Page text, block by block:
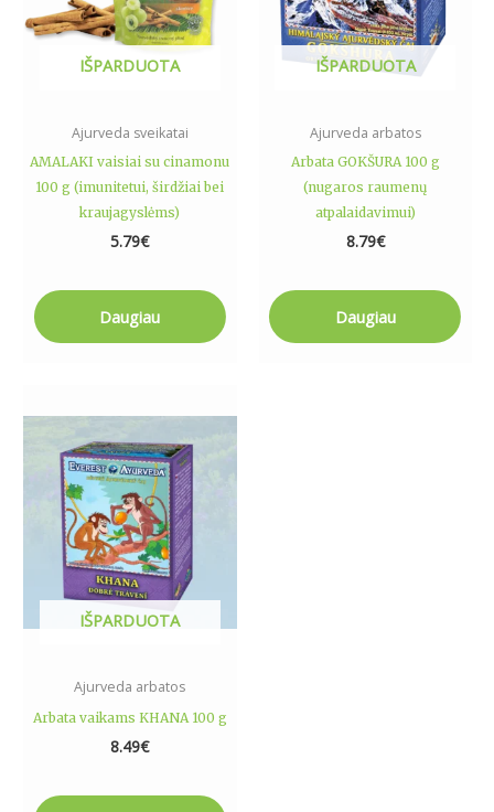
IŠPARDUOTA
Ajurveda sveikatai
AMALAKI vaisiai su cinamonu
100 g (imunitetui, širdžiai bei
kraujagyslėms)
5.79€
Daugiau
IŠPARDUOTA
Ajurveda arbatos
Arbata GOKŠURA 100 g
(nugaros raumenų
atpalaidavimui)
8.79€
Daugiau
IŠPARDUOTA
Ajurveda arbatos
Arbata vaikams KHANA 100 g
8.49€